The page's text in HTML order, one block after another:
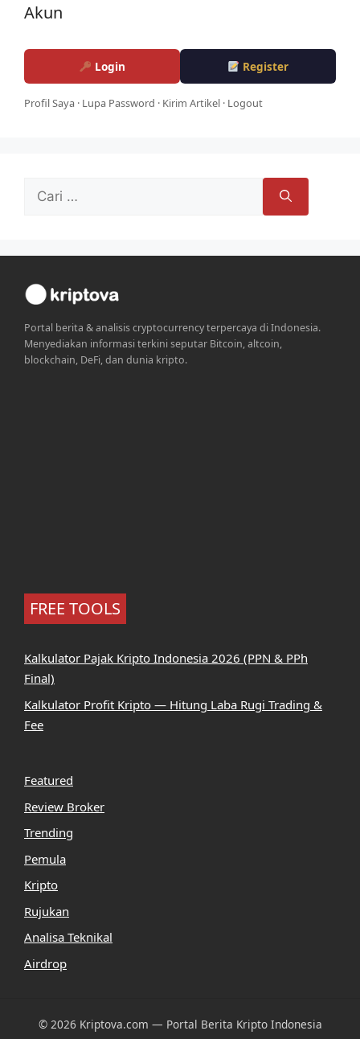
Akun
Login Register
Profil Saya · Lupa Password · Kirim Artikel · Logout
untuk:
Portal berita & analisis cryptocurrency terpercaya di Indonesia.
Menyediakan informasi terkini seputar Bitcoin, altcoin,
blockchain, DeFi, dan dunia kripto.
FREE TOOLS
Kalkulator Pajak Kripto Indonesia 2026 (PPN & PPh
Final)
Kalkulator Profit Kripto — Hitung Laba Rugi Trading &
Fee
Featured
Review Broker
Trending
Pemula
Kripto
Rujukan
Analisa Teknikal
Airdrop
© 2026 Kriptova.com — Portal Berita Kripto Indonesia